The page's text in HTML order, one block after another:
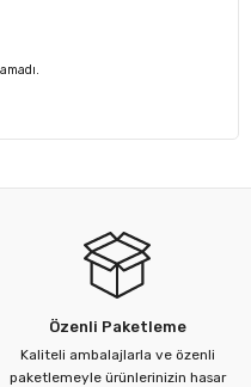
Özenli Paketleme
Kaliteli ambalajlarla ve özenli
paketlemeyle ürünlerinizin hasar